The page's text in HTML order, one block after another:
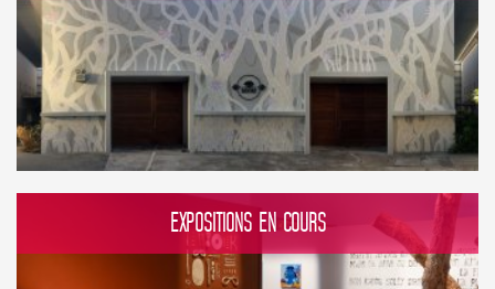
EXPOSITIONS EN COURS